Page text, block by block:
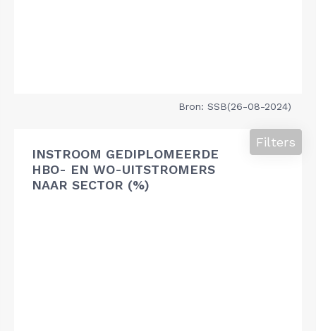
Bron: SSB(26-08-2024)
INSTROOM GEDIPLOMEERDE
HBO- EN WO-UITSTROMERS
NAAR SECTOR (%)
Filters